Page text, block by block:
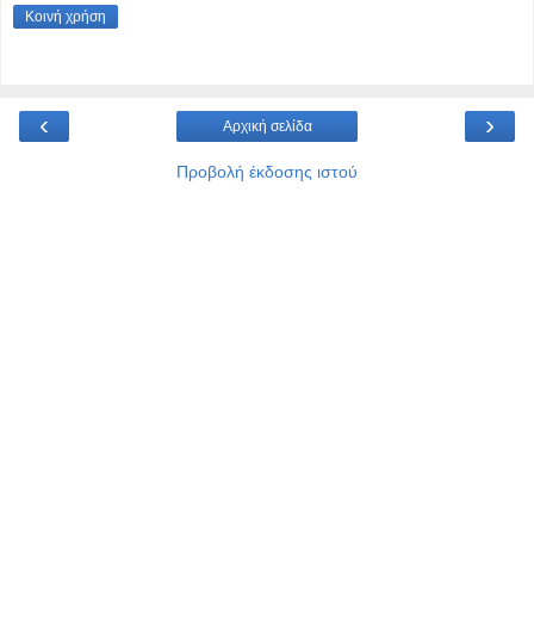
Κοινή χρήση
‹ ›
Αρχική σελίδα
Προβολή έκδοσης ιστού